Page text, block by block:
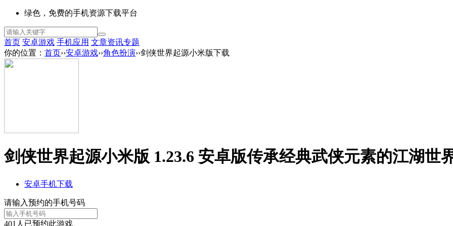
绿色，免费的手机资源下载平台
首页 安卓游戏 手机应用 文章资讯专题
你的位置： 首页››安卓游戏››角色扮演››剑侠世界起源小米版下载
剑侠世界起源小米版 1.23.6 安卓版传承经典武侠元素的江湖世
安卓手机下载
请输入预约的手机号码
401 人已预约此游戏